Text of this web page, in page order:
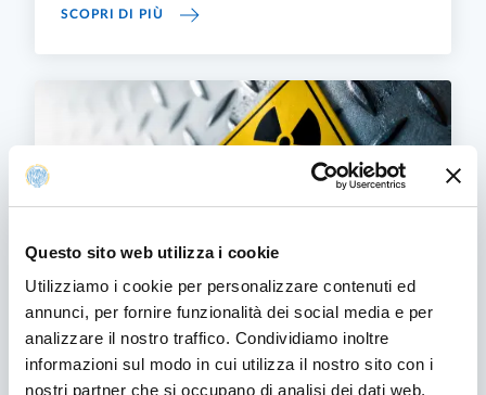
Questo sito web utilizza i cookie
Utilizziamo i cookie per personalizzare contenuti ed
annunci, per fornire funzionalità dei social media e per
analizzare il nostro traffico. Condividiamo inoltre
informazioni sul modo in cui utilizza il nostro sito con i
nostri partner che si occupano di analisi dei dati web,
SCOPRI DI PIÙ RAGGI X